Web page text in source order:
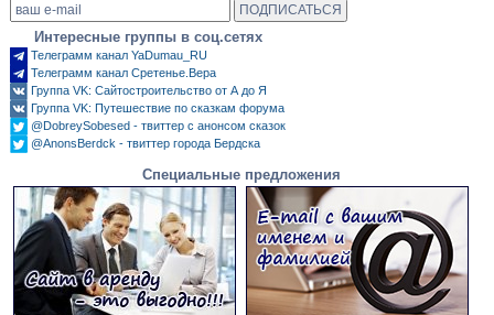
Интересные группы в соц.сетях
Телеграмм канал YaDumau_RU
Телеграмм канал Сретенье.Вера
Группа VK: Сайтостроительство от А до Я
Группа VK: Путешествие по сказкам форума
@DobreySobesed - твиттер с анонсом сказок
@AnonsBerdck - твиттер города Бердска
Специальные предложения